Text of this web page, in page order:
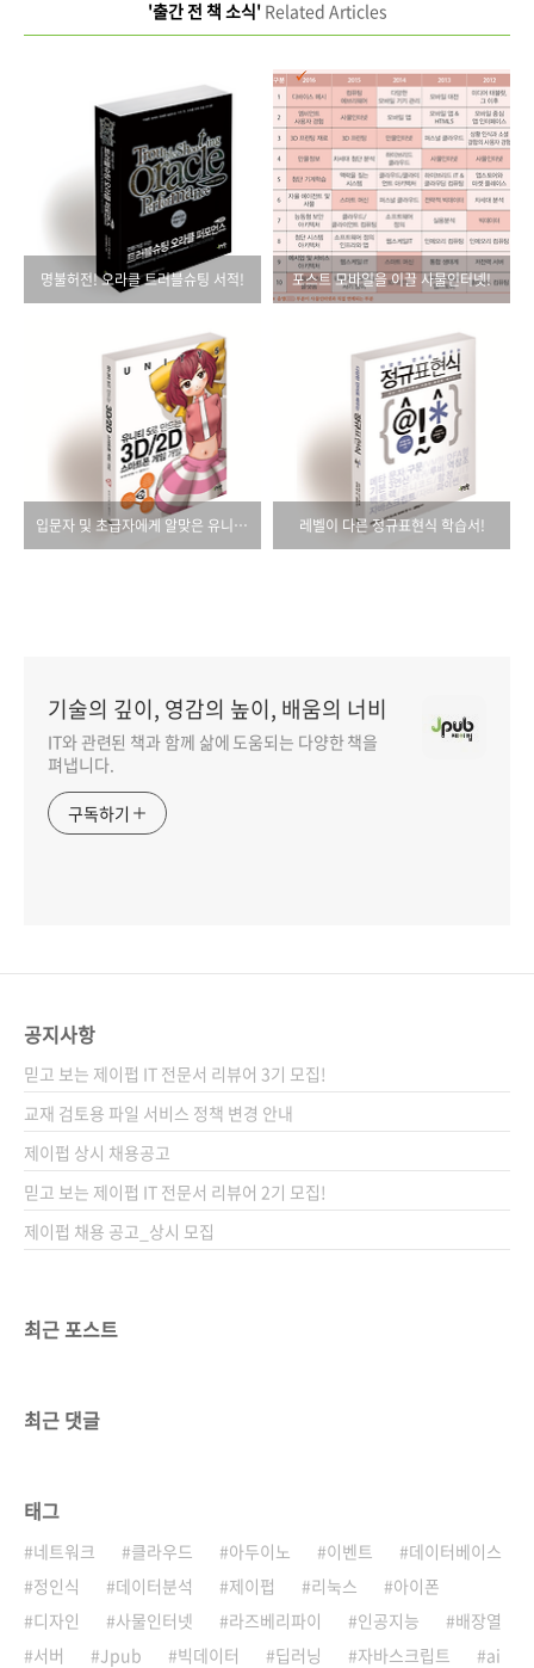
'출간 전 책 소식'Related Articles
명불허전! 오라클 트러블슈팅 서적! 포스트 모바일을 이끌 사물인터넷!
입문자 및 초급자에게 알맞은 유니티 게임 책 레벨이 다른 정규표현식 학습서!
기술의 깊이, 영감의 높이, 배움의 너비
IT와 관련된 책과 함께 삶에 도움되는 다양한 책을
펴냅니다.
구독하기
공지사항
믿고 보는 제이펍 IT 전문서 리뷰어 3기 모집!
교재 검토용 파일 서비스 정책 변경 안내
제이펍 상시 채용공고
믿고 보는 제이펍 IT 전문서 리뷰어 2기 모집!
제이펍 채용 공고_상시 모집
최근 포스트
최근 댓글
태그
네트워크 클라우드 아두이노 이벤트
데이터베이스
정인식
데이터분석 제이펍 리눅스
아이폰
디자인
사물인터넷 라즈베리파이 인공지능
배장열
서버
Jpub 빅데이터 딥러닝 자바스크립트 ai